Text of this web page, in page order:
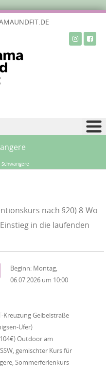
nach §20) 8-Wo-
in die laufenden
Beginn: Montag,
06.07.2026 um 10:00
Kreuzung Geibelstraße
Ufer)
Outdoor am
gemischter Kurs für
Sommerferienkurs